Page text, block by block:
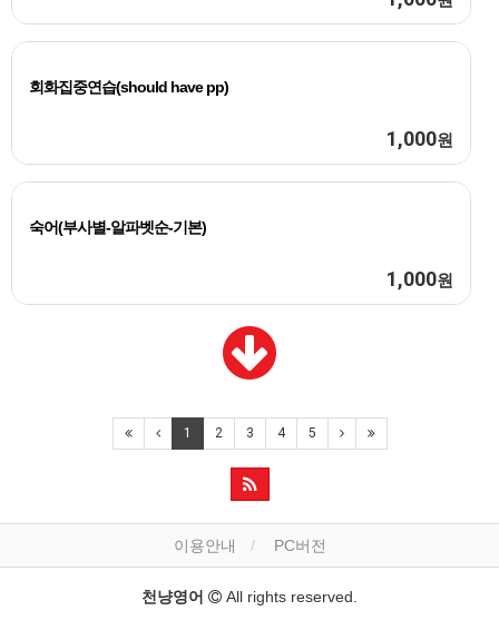
회화집중연습(should have pp)
1,000원
숙어(부사별-알파벳순-기본)
1,000원
1 2 3 4 5
이용안내 PC버전
천냥영어 All rights reserved.